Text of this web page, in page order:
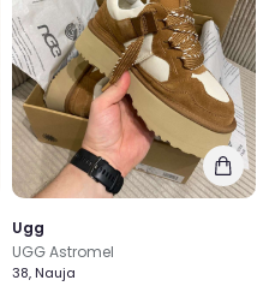
Ugg
UGG Astromel
38, Nauja